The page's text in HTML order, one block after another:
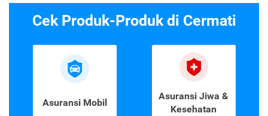
Cek Produk-Produk di Cermati
Asuransi Mobil
Asuransi Jiwa &
Kesehatan